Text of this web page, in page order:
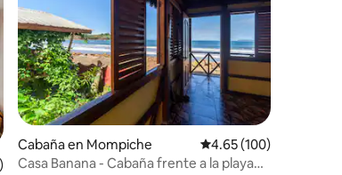
promedio: 5.0 de 5, 4 reseñas
Cabaña en Mompiche Calificación promedio:
4.65 (100)
Casa Banana - Cabaña frente a la playa